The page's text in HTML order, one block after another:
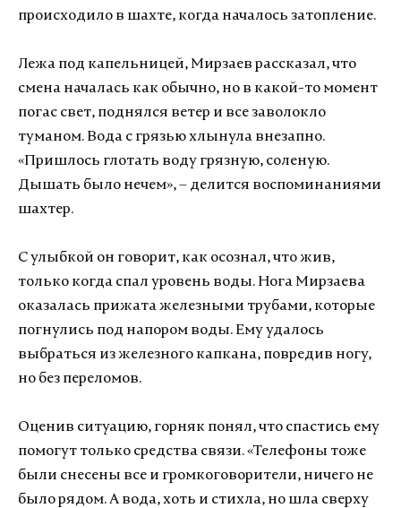
происходило в шахте, когда началось затопление.
Лежа под капельницей, Мирзаев рассказал, что
смена началась как обычно, но в какой-то момент
погас свет, поднялся ветер и все заволокло
туманом. Вода с грязью хлынула внезапно.
«Пришлось глотать воду грязную, соленую.
Дышать было нечем», – делится воспоминаниями
шахтер.
С улыбкой он говорит, как осознал, что жив,
только когда спал уровень воды. Нога Мирзаева
оказалась прижата железными трубами, которые
погнулись под напором воды. Ему удалось
выбраться из железного капкана, повредив ногу,
но без переломов.
Оценив ситуацию, горняк понял, что спастись ему
помогут только средства связи. «Телефоны тоже
были снесены все и громкоговорители, ничего не
было рядом. А вода, хоть и стихла, но шла сверху